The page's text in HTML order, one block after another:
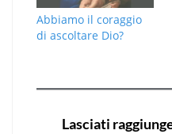
Abbiamo il coraggio
di ascoltare Dio?
Lasciati